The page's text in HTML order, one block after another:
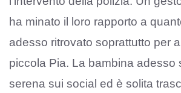
ha minato il loro rapporto a
adesso ritrovato soprattutto per
piccola Pia. La bambina adesso
serena sui social ed è solita